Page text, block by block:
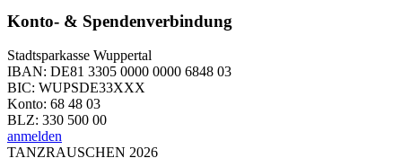
Konto- & Spendenverbindung
Stadtsparkasse Wuppertal
IBAN: DE81 3305 0000 0000 6848 03
BIC: WUPSDE33XXX
Konto: 68 48 03
BLZ: 330 500 00
anmelden
TANZRAUSCHEN 2026